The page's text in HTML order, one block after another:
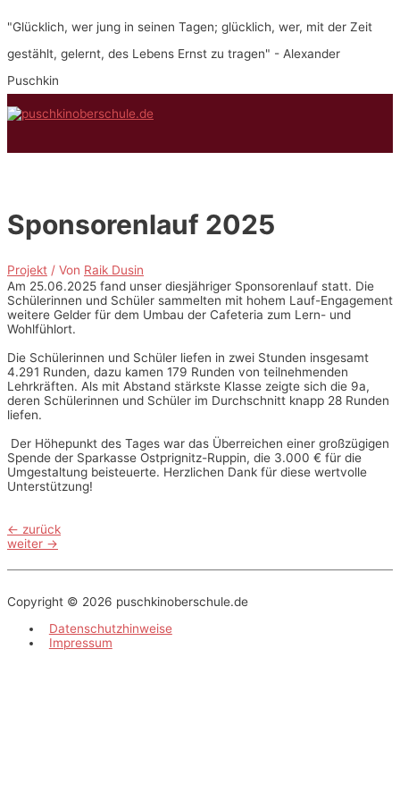
Inhalt
"Glücklich, wer jung in seinen Tagen; glücklich, wer, mit der Zeit
gestählt, gelernt, des Lebens Ernst zu tragen" - Alexander
Puschkin
Sponsorenlauf 2025
Projekt / Von Raik Dusin
Am 25.06.2025 fand unser diesjähriger Sponsorenlauf statt. Die
Schülerinnen und Schüler sammelten mit hohem Lauf-Engagement
weitere Gelder für dem Umbau der Cafeteria zum Lern- und
Wohlfühlort.
Die Schülerinnen und Schüler liefen in zwei Stunden insgesamt
4.291 Runden, dazu kamen 179 Runden von teilnehmenden
Lehrkräften. Als mit Abstand stärkste Klasse zeigte sich die 9a,
deren Schülerinnen und Schüler im Durchschnitt knapp 28 Runden
liefen.
Der Höhepunkt des Tages war das Überreichen einer großzügigen
Spende der Sparkasse Ostprignitz-Ruppin, die 3.000 € für die
Umgestaltung beisteuerte. Herzlichen Dank für diese wertvolle
Unterstützung!
Beitragsnavigation
← zurück
weiter →
Copyright © 2026 puschkinoberschule.de
Datenschutzhinweise
Impressum